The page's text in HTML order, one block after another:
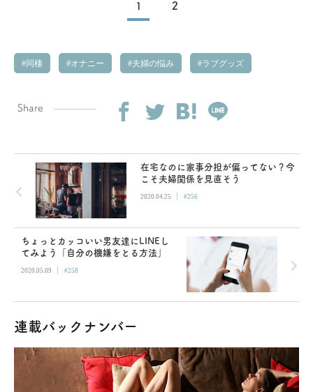
1 2
同棲 オナニー 夫婦の悩み ラブグッズ
Share
在宅なのに家事分担が偏ってない？今
こそ夫婦関係を見直そう
2020.04.25 | #256
ちょっとカッコいい男友達にLINEし
てみよう「自分の機嫌をとる方法」
2020.05.09 | #258
連載バックナンバー